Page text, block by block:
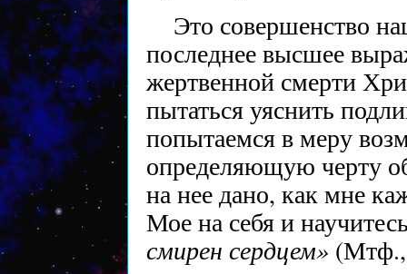
Это совершенство
последнее высшее
жертвенной смерти
пытаться уяснить
попытаемся в меру
определяющую черту
на нее дано, как мне
Мое на себя и
смирен сердцем» (Мтф.,